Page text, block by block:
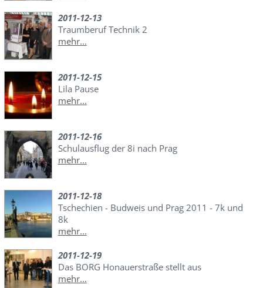
2011-12-13
Traumberuf Technik 2
mehr...
2011-12-15
Lila Pause
mehr...
2011-12-16
Schulausflug der 8i nach Prag
mehr...
2011-12-18
Tschechien - Budweis und Prag 2011 - 7k und
8k
mehr...
2011-12-19
Das BORG Honauerstraße stellt aus
mehr...